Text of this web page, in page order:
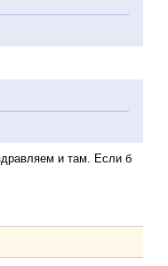
и там. Если б